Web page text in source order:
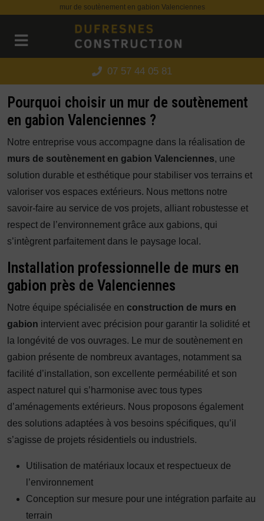
mur de soutènement en gabion Valenciennes
07 57 44 05 81
Pourquoi choisir un mur de soutènement
en gabion Valenciennes ?
Notre entreprise vous accompagne dans la réalisation de
murs de soutènement en gabion Valenciennes, une
solution durable et esthétique pour stabiliser vos terrains et
valoriser vos espaces extérieurs. Nous mettons notre
savoir-faire au service de vos projets, alliant robustesse et
respect de l’environnement grâce aux gabions, qui
s’intègrent parfaitement dans le paysage local.
Installation professionnelle de murs en
gabion près de Valenciennes
Notre équipe spécialisée en construction de murs en
gabion intervient avec précision pour garantir la solidité et
la longévité de vos ouvrages. Le mur de soutènement en
gabion présente de nombreux avantages, notamment sa
facilité d’installation, son excellente perméabilité et son
aspect naturel qui s’harmonise avec tous types
d’aménagements extérieurs. Nous proposons également
des solutions adaptées à vos besoins spécifiques, qu’il
s’agisse de projets résidentiels ou industriels.
Utilisation de matériaux locaux et respectueux de
l’environnement
Conception sur mesure pour une intégration parfaite au
terrain
Panneau de gestion des cookies